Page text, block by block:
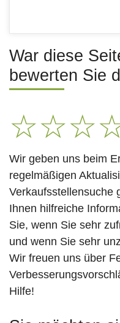
War diese
bewerten Sie
☆☆☆
Wir geben uns beim
regelmäßigen
Verkaufsstellensuche
Ihnen hilfreiche
Sie, wenn Sie sehr
und wenn Sie sehr
Wir freuen uns über
Hilfe!